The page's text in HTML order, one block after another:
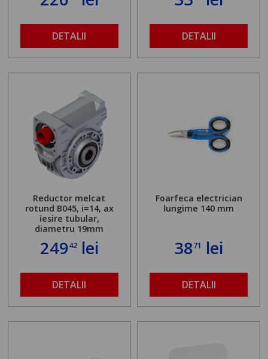
DETALII DETALII
Reductor melcat
rotund B045, i=14, ax
iesire tubular,
diametru 19mm
24942lei
DETALII
Foarfeca electrician
lungime 140 mm
3871 lei
DETALII